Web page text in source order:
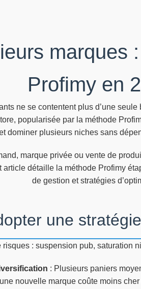
marques
Profimy en
ne se contentent plus d’une
popularisée par la méthode
dominer plusieurs niches sans
marque privée ou vente de
détaille la méthode Profimy
de gestion et stratégies
une
: suspension pub, saturation
: Plusieurs paniers
nouvelle marque coûte moins